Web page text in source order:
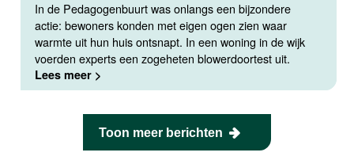
In de Pedagogenbuurt was onlangs een bijzondere
actie: bewoners konden met eigen ogen zien waar
warmte uit hun huis ontsnapt. In een woning in de wijk
voerden experts een zogeheten blowerdoortest uit.
Lees meer >
Toon meer berichten